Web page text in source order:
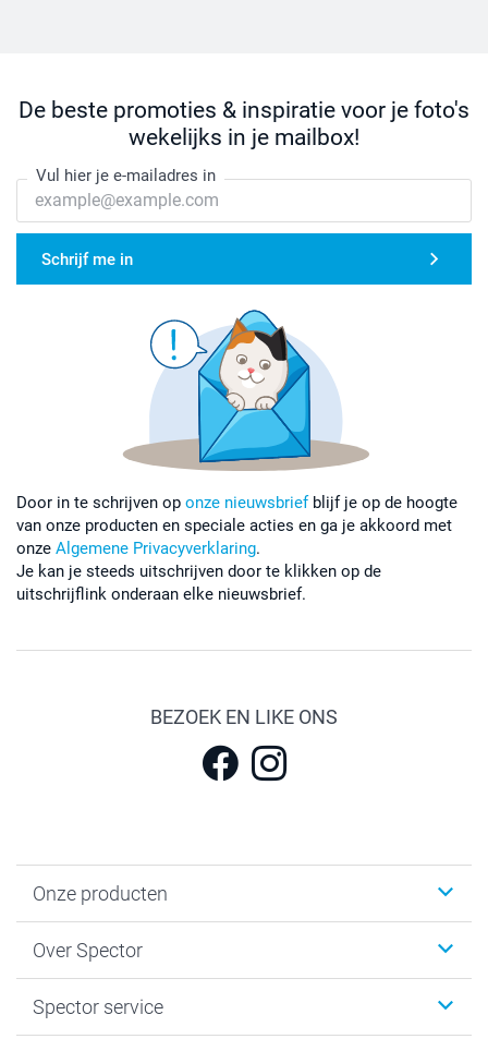
De beste promoties & inspiratie voor je foto's
wekelijks in je mailbox!
Vul hier je e-mailadres in
Schrijf me in
Door in te schrijven op onze nieuwsbriefblijf je op de hoogte
van onze producten en speciale acties en ga je akkoord met
onze Algemene Privacyverklaring.
Je kan je steeds uitschrijven door te klikken op de
uitschrijflink onderaan elke nieuwsbrief.
BEZOEK EN LIKE ONS
Onze producten
Kaartjes
Fotoboeken
Over Spector
Sitemap
Spector service